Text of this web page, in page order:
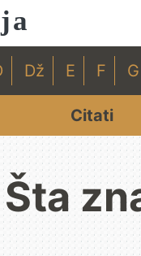
Dž E F G
Citati
Šta